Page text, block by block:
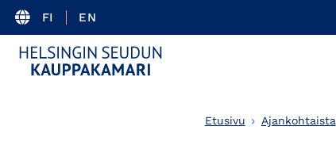
FI EN
Etusivu Ajankohtaista